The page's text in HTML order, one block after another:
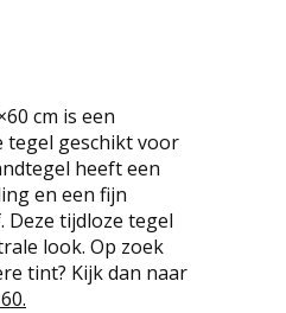
cm is een
tegel geschikt voor
heeft een
en een fijn
Deze tijdloze tegel
look. Op zoek
tint? Kijk dan naar